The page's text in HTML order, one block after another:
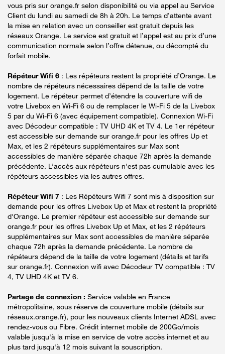
vous pris sur orange.fr selon disponibilité ou via appel au Service
Client du lundi au samedi de 8h à 20h. Le temps d’attente avant
la mise en relation avec un conseiller est gratuit depuis les
réseaux Orange. Le service est gratuit et l’appel est au prix d’une
communication normale selon l’offre détenue, ou décompté du
forfait mobile.
Répéteur Wifi 6 : Les répéteurs restent la propriété d’Orange. Le
nombre de répéteurs nécessaires dépend de la taille de votre
logement. Le répéteur permet d’étendre la couverture wifi de
votre Livebox en Wi-Fi 6 ou de remplacer le Wi-Fi 5 de la Livebox
5 par du Wi-Fi 6 (avec équipement compatible). Connexion Wi-Fi
avec Décodeur compatible : TV UHD 4K et TV 4. Le 1er répéteur
est accessible sur demande sur orange.fr pour les offres Up et
Max, et les 2 répéteurs supplémentaires sur Max sont
accessibles de manière séparée chaque 72h après la demande
précédente. L’accès aux répéteurs n’est pas cumulable avec les
répéteurs accessibles via les autres offres.
Répéteur Wifi 7 : Les Répéteurs Wifi 7 sont mis à disposition sur
demande pour les offres Livebox Up et Max et restent la propriété
d'Orange. Le premier répéteur est accessible sur demande sur
orange.fr pour les offres Livebox Up et Max, et les 2 répéteurs
supplémentaires sur Max sont accessibles de manière séparée
chaque 72h après la demande précédente. Le nombre de
répéteurs dépend de la taille de votre logement (détails et tarifs
sur orange.fr). Connexion wifi avec Décodeur TV compatible : TV
4, TV UHD 4K et TV 6.
Partage de connexion : Service valable en France
métropolitaine, sous réserve de couverture mobile (détails sur
réseaux.orange.fr), pour les nouveaux clients Internet ADSL avec
rendez-vous ou Fibre. Crédit internet mobile de 200Go/mois
valable jusqu'à la mise en service de votre accès internet et au
plus tard jusqu'à 12 mois suivant la souscription.